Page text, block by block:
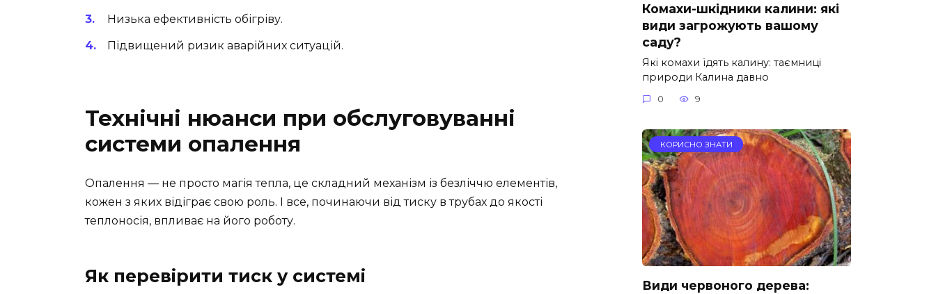
Низька ефективність обігріву.
Підвищений ризик аварійних ситуацій.
Технічні нюанси при обслуговуванні
системи опалення
Опалення — не просто магія тепла, це складний механізм із безліччю елементів,
кожен з яких відіграє свою роль. І все, починаючи від тиску в трубах до якості
теплоносія, впливає на його роботу.
Як перевірити тиск у системі
Комахи-шкідники калини: які
види загрожують вашому
саду?
Які комахи їдять калину: таємниці
природи Калина давно
0 9
КОРИСНО ЗНАТИ
Види червоного дерева: